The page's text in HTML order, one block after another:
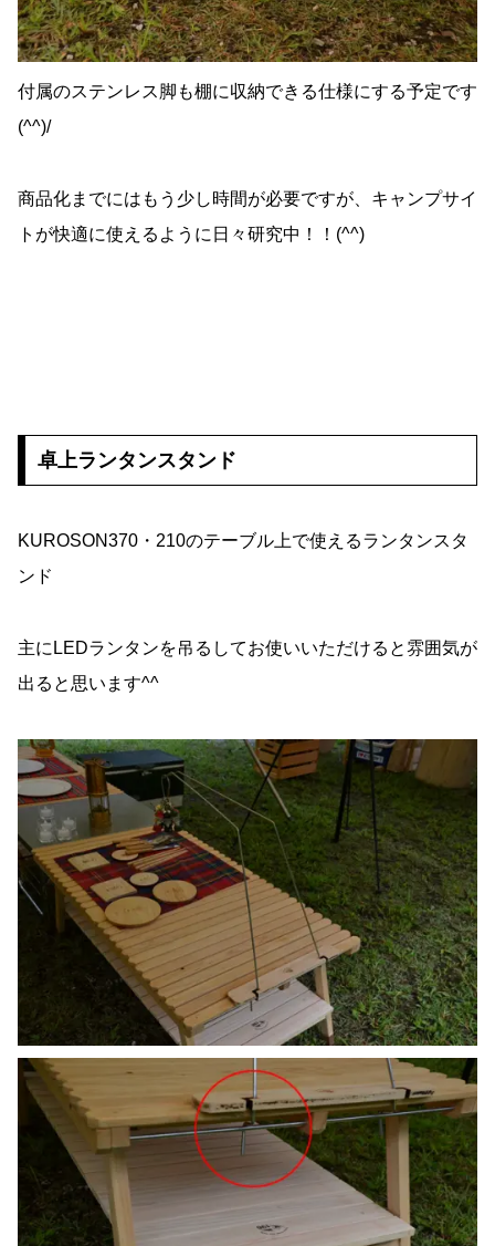
付属のステンレス脚も棚に収納できる仕様にする予定です
(^^)/
商品化までにはもう少し時間が必要ですが、キャンプサイ
トが快適に使えるように日々研究中！！(^^)
卓上ランタンスタンド
KUROSON370・210のテーブル上で使えるランタンスタ
ンド
主にLEDランタンを吊るしてお使いいただけると雰囲気が
出ると思います^^